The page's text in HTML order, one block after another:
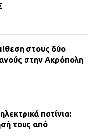
στους δύο
στην Ακρόπολη
πατίνια:
τους από